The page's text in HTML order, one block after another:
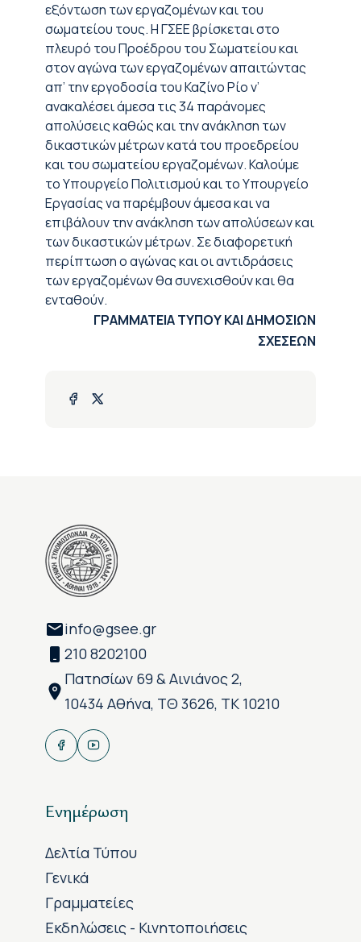
εξόντωση των εργαζομένων και του
σωματείου τους. Η ΓΣΕΕ βρίσκεται στο
πλευρό του Προέδρου του Σωματείου και
στον αγώνα των εργαζομένων απαιτώντας
απ’ την εργοδοσία του Καζίνο Ρίο ν’
ανακαλέσει άμεσα τις 34 παράνομες
απολύσεις καθώς και την ανάκληση των
δικαστικών μέτρων κατά του προεδρείου
και του σωματείου εργαζομένων. Καλούμε
το Υπουργείο Πολιτισμού και το Υπουργείο
Εργασίας να παρέμβουν άμεσα και να
επιβάλουν την ανάκληση των απολύσεων και
των δικαστικών μέτρων. Σε διαφορετική
περίπτωση ο αγώνας και οι αντιδράσεις
των εργαζομένων θα συνεχισθούν και θα
ενταθούν.
ΓΡΑΜΜΑΤΕΙΑ ΤΥΠΟΥ ΚΑΙ ΔΗΜΟΣΙΩΝ
ΣΧΕΣΕΩΝ
info@gsee.gr
210 8202100
Πατησίων 69 & Αινιάνος 2,
10434 Αθήνα, ΤΘ 3626, ΤΚ 10210
Ενημέρωση
Δελτία Τύπου
Γενικά
Γραμματείες
Εκδηλώσεις - Κινητοποιήσεις